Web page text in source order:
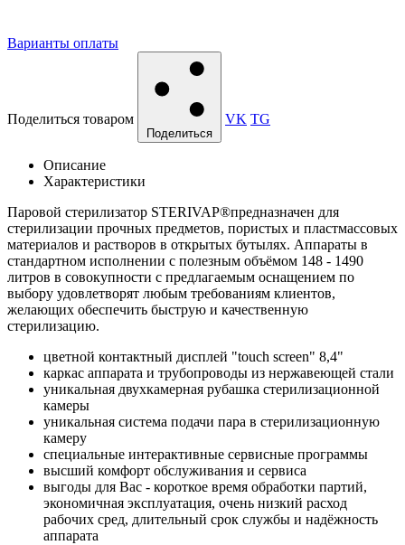
Варианты оплаты
Поделиться товаром
Поделиться
VK TG
Описание
Характеристики
Паровой стерилизатор STERIVAP®предназначен для
стерилизации прочных предметов, пористых и пластмассовых
материалов и растворов в открытых бутылях. Аппараты в
стандартном исполнении с полезным объёмом 148 - 1490
литров в совокупности с предлагаемым оснащением по
выбору удовлетворят любым требованиям клиентов,
желающих обеспечить быструю и качественную
стерилизацию.
цветной контактный дисплей "touch screen" 8,4"
каркас аппарата и трубопроводы из нержавеющей стали
уникальная двухкамерная рубашка стерилизационной
камеры
уникальная система подачи пара в стерилизационную
камеру
специальные интерактивные сервисные программы
высший комфорт обслуживания и сервиса
выгоды для Вас - короткое время обработки партий,
экономичная эксплуатация, очень низкий расход
рабочих сред, длительный срок службы и надёжность
аппарата